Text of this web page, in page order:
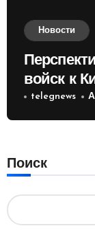
Новости
войск к
России
telegnews
Поиск